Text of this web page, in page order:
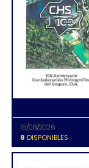
15/08/2026
8 DISPONIBLES